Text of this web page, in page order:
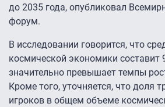
до 2035 года, опубликовал
форум.
В исследовании говорится, что
космической экономики составит
значительно превышает темпы
Кроме того, уточняется, что доля
игроков в общем объеме